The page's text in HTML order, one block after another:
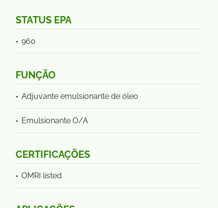
STATUS EPA
960
FUNÇÃO
Adjuvante emulsionante de óleo
Emulsionante O/A
CERTIFICAÇÕES
OMRI listed